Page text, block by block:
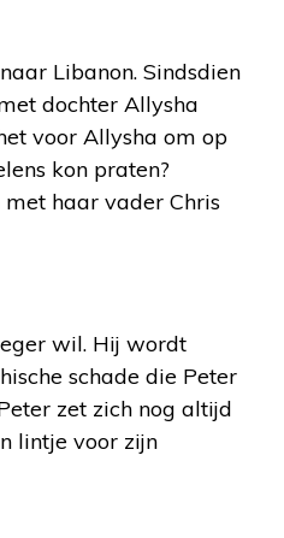
Libanon. Sindsdien
dochter Allysha
voor Allysha om op
kon praten?
haar vader Chris
wil. Hij wordt
schade die Peter
zet zich nog altijd
lintje voor zijn